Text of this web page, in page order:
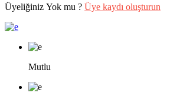
Üyeliğiniz Yok mu ? Üye kaydı oluşturun
Mutlu